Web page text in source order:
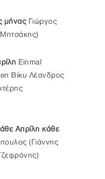
μήνας Γιώργος
Einmal
Βίκυ Λέανδρος
Απρίλη κάθε
(Γιάννης